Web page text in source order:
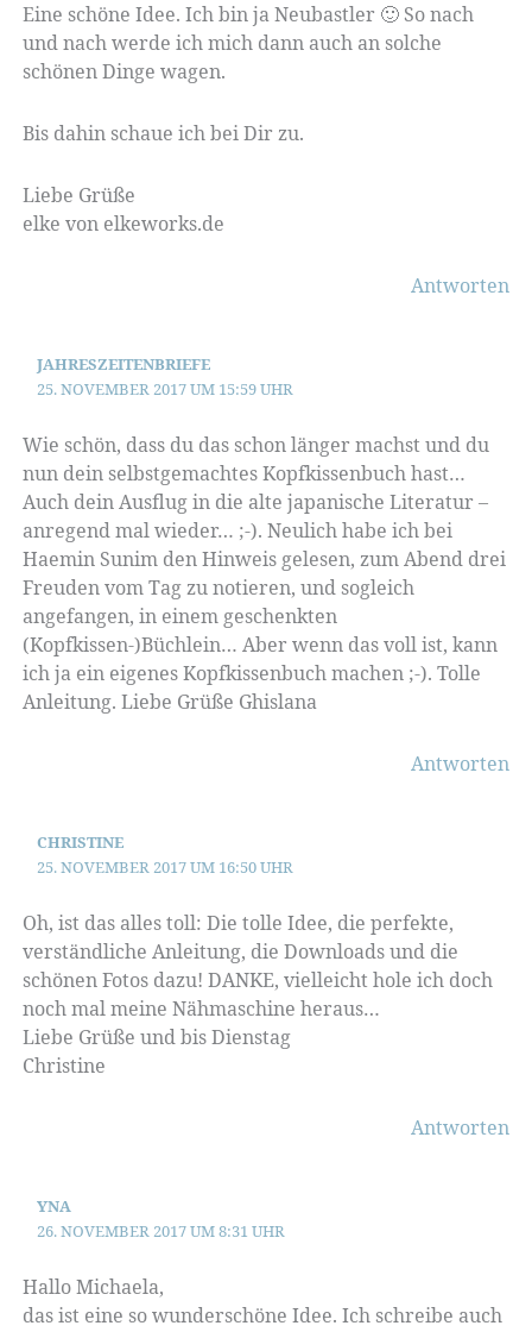
Eine schöne Idee. Ich bin ja Neubastler 🙂 So nach
und nach werde ich mich dann auch an solche
schönen Dinge wagen.
Bis dahin schaue ich bei Dir zu.
Liebe Grüße
elke von elkeworks.de
Antworten
JAHRESZEITENBRIEFE
25. NOVEMBER 2017 UM 15:59 UHR
Wie schön, dass du das schon länger machst und du
nun dein selbstgemachtes Kopfkissenbuch hast…
Auch dein Ausflug in die alte japanische Literatur –
anregend mal wieder… ;-). Neulich habe ich bei
Haemin Sunim den Hinweis gelesen, zum Abend drei
Freuden vom Tag zu notieren, und sogleich
angefangen, in einem geschenkten
(Kopfkissen-)Büchlein… Aber wenn das voll ist, kann
ich ja ein eigenes Kopfkissenbuch machen ;-). Tolle
Anleitung. Liebe Grüße Ghislana
Antworten
CHRISTINE
25. NOVEMBER 2017 UM 16:50 UHR
Oh, ist das alles toll: Die tolle Idee, die perfekte,
verständliche Anleitung, die Downloads und die
schönen Fotos dazu! DANKE, vielleicht hole ich doch
noch mal meine Nähmaschine heraus…
Liebe Grüße und bis Dienstag
Christine
Antworten
YNA
26. NOVEMBER 2017 UM 8:31 UHR
Hallo Michaela,
das ist eine so wunderschöne Idee. Ich schreibe auch